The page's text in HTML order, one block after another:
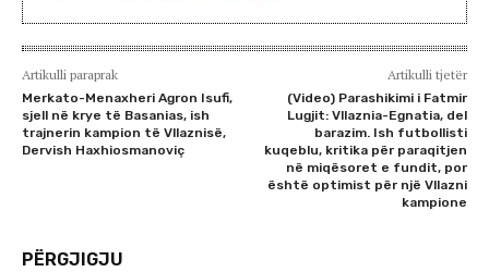
Artikulli paraprak
Merkato-Menaxheri Agron Isufi,
sjell në krye të Basanias, ish
trajnerin kampion të Vllaznisë,
Dervish Haxhiosmanoviç
Artikulli tjetër
(Video) Parashikimi i Fatmir
Lugjit: Vllaznia-Egnatia, del
barazim. Ish futbollisti
kuqeblu, kritika për paraqitjen
në miqësoret e fundit, por
është optimist për një Vllazni
kampione
PËRGJIGJU